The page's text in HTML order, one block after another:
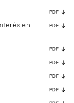
PDF
en
PDF
PDF
PDF
PDF
PDF